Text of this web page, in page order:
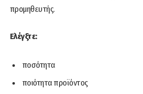
προμηθευτής.
Ελέγξτε:
ποσότητα
ποιότητα προϊόντος